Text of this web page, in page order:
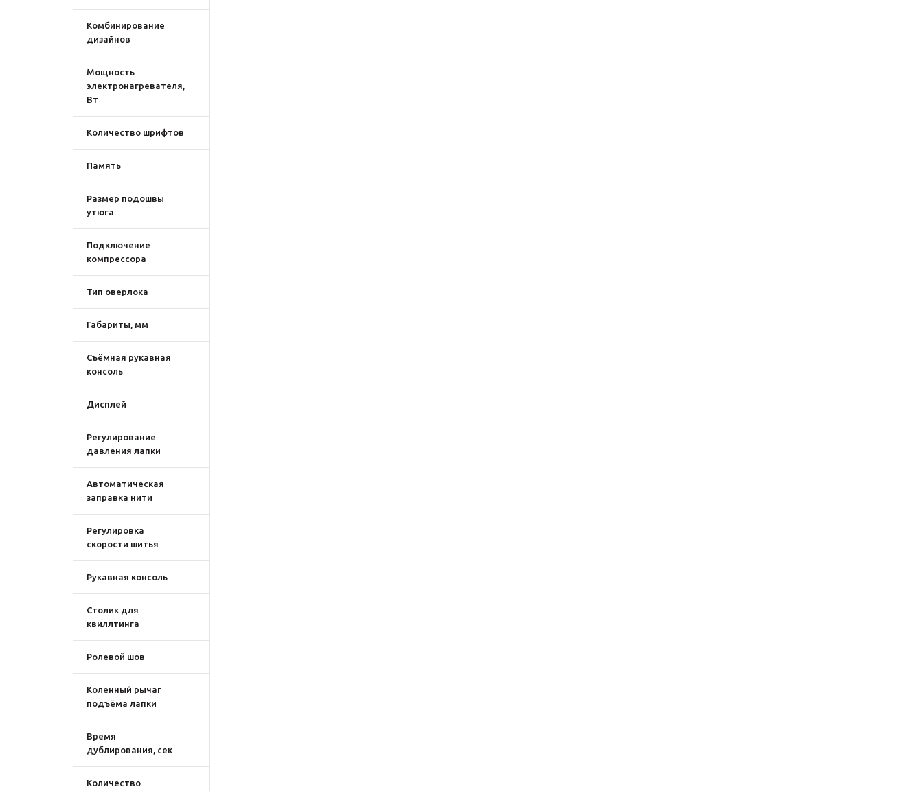
Комбинирование
дизайнов
Мощность
электронагревателя,
Вт
Количество шрифтов
Память
Размер подошвы
утюга
Подключение
компрессора
Тип оверлока
Габариты, мм
Съёмная рукавная
консоль
Дисплей
Регулирование
давления лапки
Автоматическая
заправка нити
Регулировка
скорости шитья
Рукавная консоль
Столик для
квиллтинга
Ролевой шов
Коленный рычаг
подъёма лапки
Время
дублирования, сек
Количество